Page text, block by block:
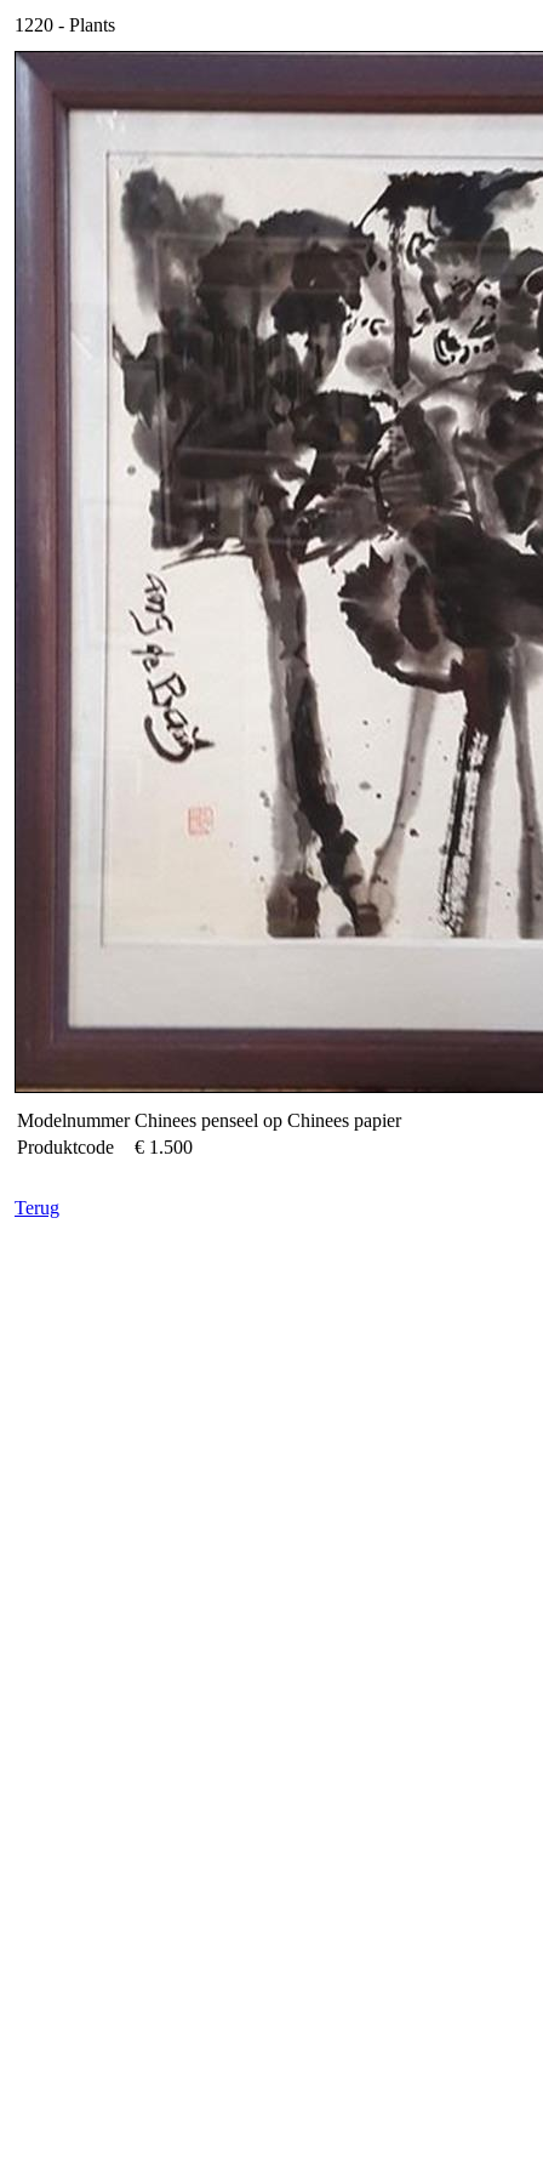
1220 - Plants
Modelnummer Chinees penseel op Chinees papier
Produktcode
€ 1.500
Terug